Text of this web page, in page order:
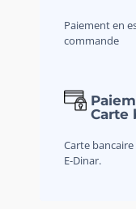
Paiement en
commande
Carte
Carte
E-Dinar.